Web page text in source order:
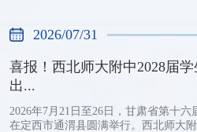
2026/07/31
喜报！西北师大附中2028届
出...
2026年7月21日至26日，甘肃省第十
在定西市通渭县圆满举行。西北师大